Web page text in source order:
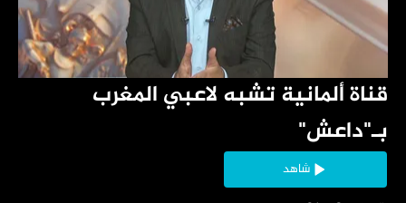
بـ"داعش"
شاهد